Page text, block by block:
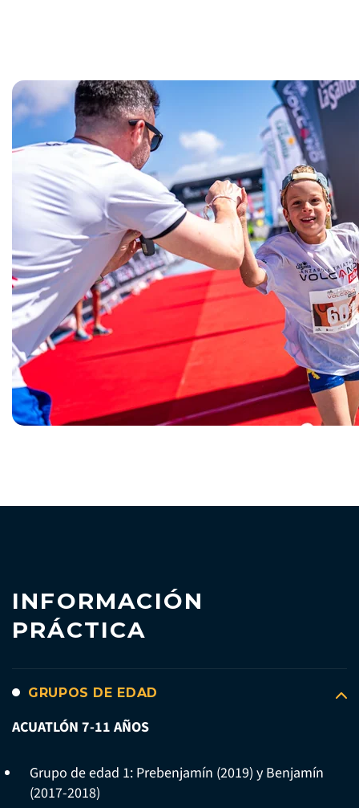
INFORMACIÓN
PRÁCTICA
GRUPOS DE EDAD
ACUATLÓN 7-11 AÑOS
Grupo de edad 1: Prebenjamín (2019) y Benjamín
(2017-2018)